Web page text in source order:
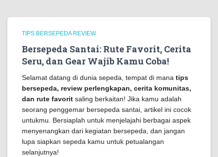
TIPS BERSEPEDA REVIEW
Bersepeda Santai: Rute Favorit, Cerita
Seru, dan Gear Wajib Kamu Coba!
Selamat datang di dunia sepeda, tempat di mana tips
bersepeda, review perlengkapan, cerita komunitas,
dan rute favorit saling berkaitan! Jika kamu adalah
seorang penggemar bersepeda santai, artikel ini cocok
untukmu. Bersiaplah untuk menjelajahi berbagai aspek
menyenangkan dari kegiatan bersepeda, dan jangan
lupa siapkan sepeda kamu untuk petualangan
selanjutnya!